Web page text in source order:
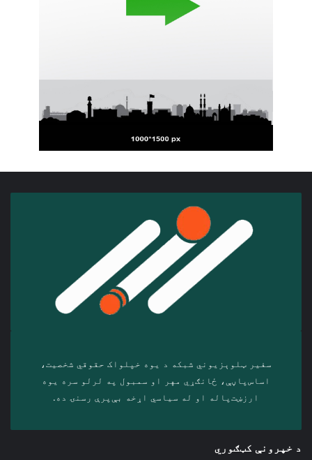
سفیر ټلوېزیوني شبکه د‎ یوه خپلواک حقوقي شخصیت،
اساس‌پاڼې، ځانګړي مهر او سمبول په لرلو سره ‎یوه
ارزښت‌پاله او ‎له سیاسي اړخه بې‌پرې رسنۍ ده.
د خپرونې کټګوري